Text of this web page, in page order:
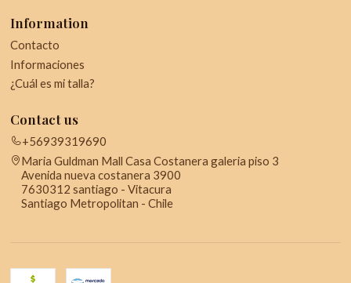
Information
Contacto
Informaciones
¿Cuál es mi talla?
Contact us
+56939319690
Maria Guldman Mall Casa Costanera galeria piso 3
Avenida nueva costanera 3900
7630312 santiago - Vitacura
Santiago Metropolitan - Chile